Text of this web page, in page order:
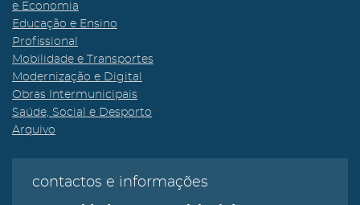
e Economia
Educação e Ensino
Profissional
Mobilidade e Transportes
Modernização e Digital
Obras Intermunicipais
Saúde, Social e Desporto
Arquivo
contactos e informações